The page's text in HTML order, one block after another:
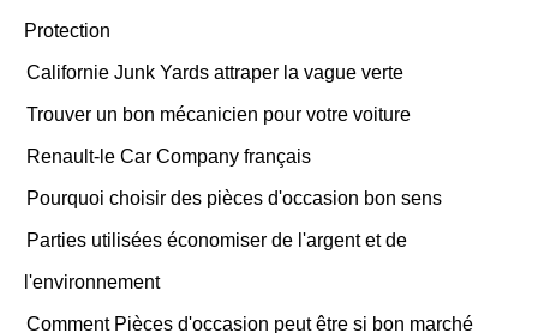
Protection
Californie Junk Yards attraper la vague verte
Trouver un bon mécanicien pour votre voiture
Renault-le Car Company français
Pourquoi choisir des pièces d'occasion bon sens
Parties utilisées économiser de l'argent et de
l'environnement
Comment Pièces d'occasion peut être si bon marché